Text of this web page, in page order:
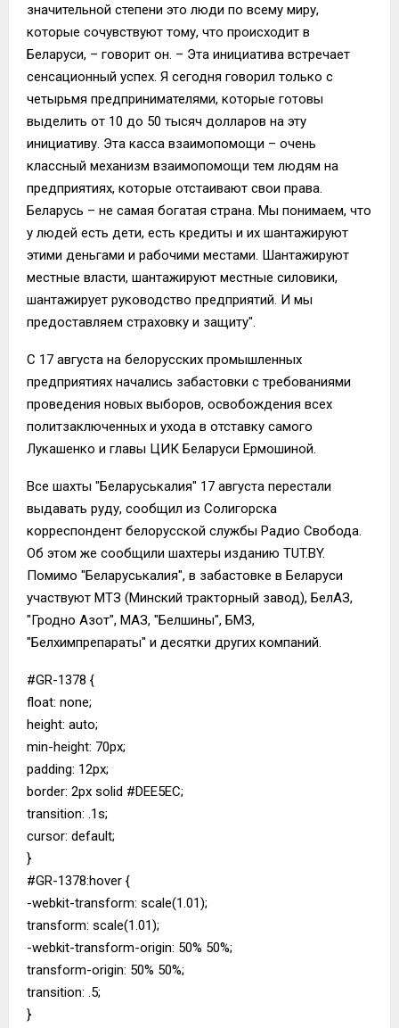
значительной степени это люди по всему миру,
которые сочувствуют тому, что происходит в
Беларуси, – говорит он. – Эта инициатива встречает
сенсационный успех. Я сегодня говорил только с
четырьмя предпринимателями, которые готовы
выделить от 10 до 50 тысяч долларов на эту
инициативу. Эта касса взаимопомощи – очень
классный механизм взаимопомощи тем людям на
предприятиях, которые отстаивают свои права.
Беларусь – не самая богатая страна. Мы понимаем, что
у людей есть дети, есть кредиты и их шантажируют
этими деньгами и рабочими местами. Шантажируют
местные власти, шантажируют местные силовики,
шантажирует руководство предприятий. И мы
предоставляем страховку и защиту".
С 17 августа на белорусских промышленных
предприятиях начались забастовки с требованиями
проведения новых выборов, освобождения всех
политзаключенных и ухода в отставку самого
Лукашенко и главы ЦИК Беларуси Ермошиной.
Все шахты "Беларуськалия" 17 августа перестали
выдавать руду, сообщил из Солигорска
корреспондент белорусской службы Радио Свобода.
Об этом же ​сообщили шахтеры изданию TUT.BY.
Помимо "Беларуськалия", в забастовке в Беларуси
участвуют МТЗ (Минский тракторный завод), БелАЗ,
"Гродно Азот", МАЗ, "Белшины", БМЗ,
"Белхимпрепараты" и десятки других компаний.
#GR-1378 {
float: none;
height: auto;
min-height: 70px;
padding: 12px;
border: 2px solid #DEE5EC;
transition: .1s;
cursor: default;
}
#GR-1378:hover {
-webkit-transform: scale(1.01);
transform: scale(1.01);
-webkit-transform-origin: 50% 50%;
transform-origin: 50% 50%;
transition: .5;
}